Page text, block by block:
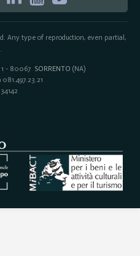
Any type of reproduction, even partial,
1 - 80067 SORRENTO (NA)